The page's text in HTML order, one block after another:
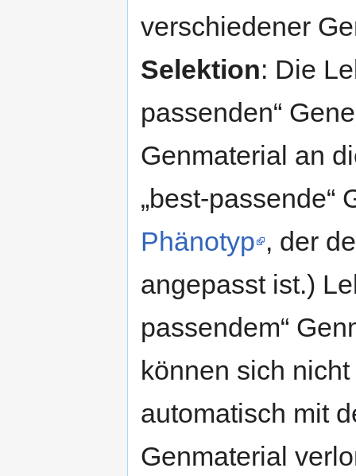
verschiedener
Selektion: Die
passenden“
Genmaterial an
„best-passende“
Phänotyp , der
angepasst ist.)
passendem“
können sich
automatisch mit
Genmaterial